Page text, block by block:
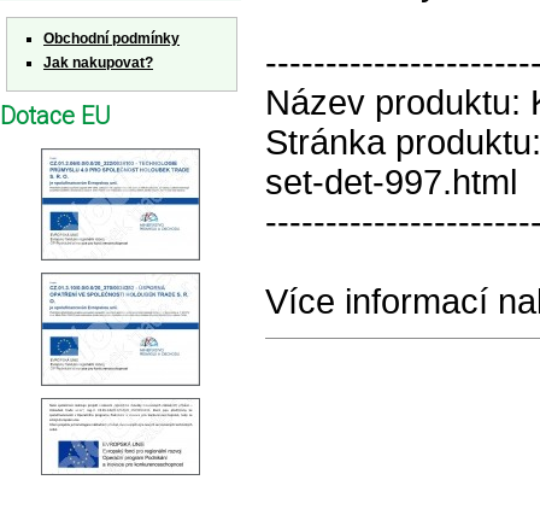
Název produktu:
Stránka
set-det-997.html
Více informací
Obchodní podmínky
Jak nakupovat?
Dotace EU